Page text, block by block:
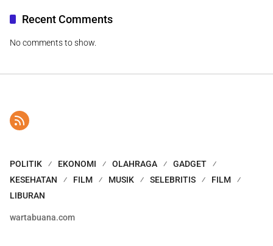
Recent Comments
No comments to show.
POLITIK EKONOMI OLAHRAGA
GADGET
KESEHATAN
FILM MUSIK SELEBRITIS
FILM
LIBURAN
wartabuana.com